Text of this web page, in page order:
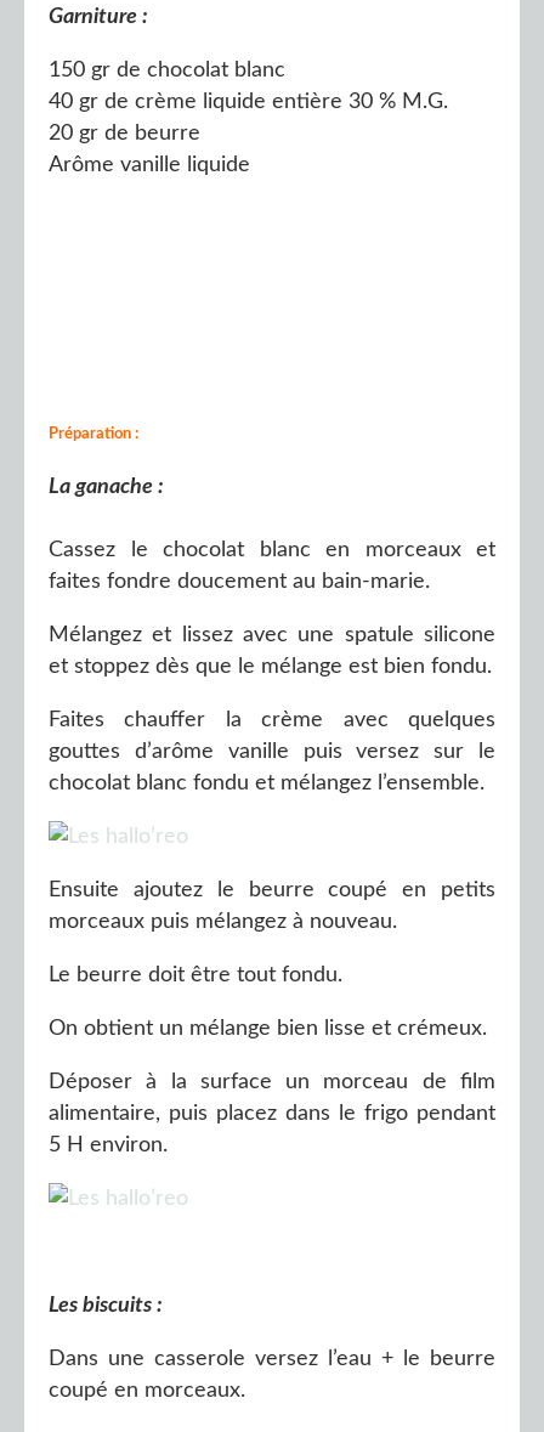
Garniture :
150 gr de chocolat blanc
40 gr de crème liquide entière 30 % M.G.
20 gr de beurre
Arôme vanille liquide
Préparation :
La ganache :
Cassez le chocolat blanc en morceaux et
faites fondre doucement au bain-marie.
Mélangez et lissez avec une spatule silicone
et stoppez dès que le mélange est bien fondu.
Faites chauffer la crème avec quelques
gouttes d’arôme vanille puis versez sur le
chocolat blanc fondu et mélangez l’ensemble.
Ensuite ajoutez le beurre coupé en petits
morceaux puis mélangez à nouveau.
Le beurre doit être tout fondu.
On obtient un mélange bien lisse et crémeux.
Déposer à la surface un morceau de film
alimentaire, puis placez dans le frigo pendant
5 H environ.
Les biscuits :
Dans une casserole versez l’eau + le beurre
coupé en morceaux.